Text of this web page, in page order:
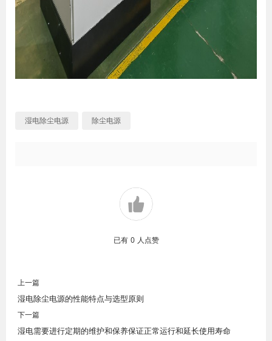
湿电除尘电源 除尘电源
已有 0 人点赞
上一篇
湿电除尘电源的性能特点与选型原则
下一篇
湿电需要进行定期的维护和保养保证正常运行和延长使用寿命